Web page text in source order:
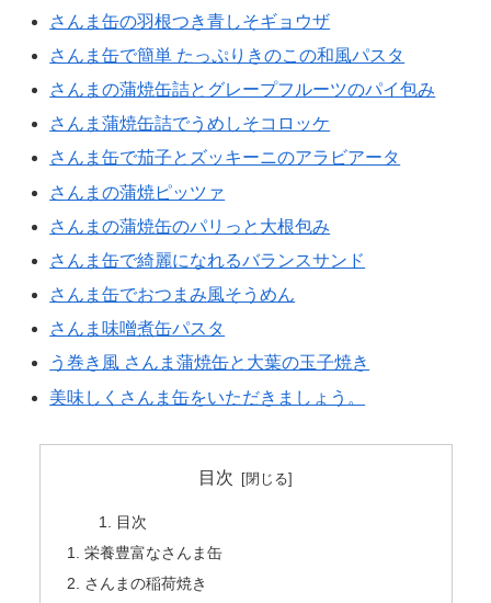
さんま缶の羽根つき青しそギョウザ
さんま缶で簡単 たっぷりきのこの和風パスタ
さんまの蒲焼缶詰とグレープフルーツのパイ包み
さんま蒲焼缶詰でうめしそコロッケ
さんま缶で茄子とズッキーニのアラビアータ
さんまの蒲焼ピッツァ
さんまの蒲焼缶のパリっと大根包み
さんま缶で綺麗になれるバランスサンド
さんま缶でおつまみ風そうめん
さんま味噌煮缶パスタ
う巻き風 さんま蒲焼缶と大葉の玉子焼き
美味しくさんま缶をいただきましょう。
目次
目次
栄養豊富なさんま缶
さんまの稲荷焼き